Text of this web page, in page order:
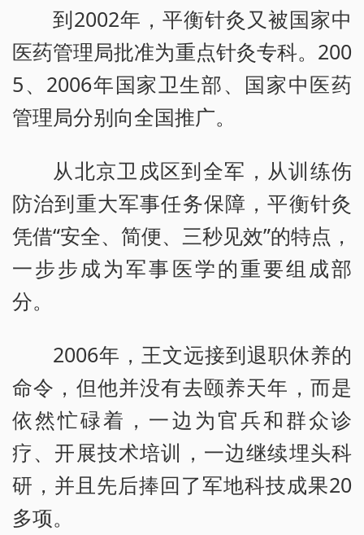
到2002年，平衡针灸又被国家中
医药管理局批准为重点针灸专科。200
5、2006年国家卫生部、国家中医药
管理局分别向全国推广。
从北京卫戍区到全军，从训练伤
防治到重大军事任务保障，平衡针灸
凭借“安全、简便、三秒见效”的特点，
一步步成为军事医学的重要组成部
分。
2006年，王文远接到退职休养的
命令，但他并没有去颐养天年，而是
依然忙碌着，一边为官兵和群众诊
疗、开展技术培训，一边继续埋头科
研，并且先后捧回了军地科技成果20
多项。